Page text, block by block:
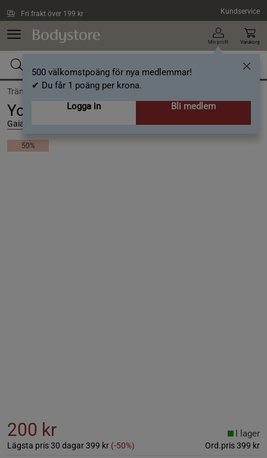
Fri frakt över 199 kr Kundservice
Min profil
500 välkomstpoäng för nya medlemmar!
✔ Du får 1 poäng per krona.
Logga in
Bli medlem
Varukorg
Träning / Yoga & meditation / Yogamatta
Yogamatta 6 mm Classic Printed
Gaiam
50%
200 kr
Lägsta pris 30 dagar399 kr (-50%) Ord.pris399 kr
I lager